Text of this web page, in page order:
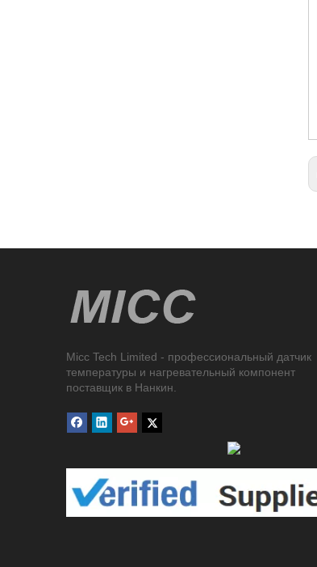
Micc Tech Limited - профессиональный датчик
температуры и нагревательный компонент
поставщик в Нанкин.